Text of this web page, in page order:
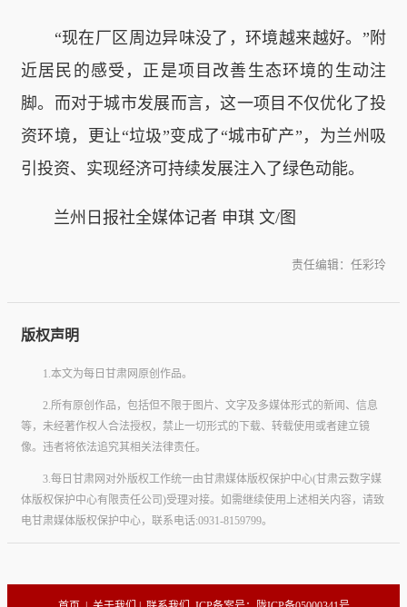
“现在厂区周边异味没了，环境越来越好。”附
近居民的感受，正是项目改善生态环境的生动注
脚。而对于城市发展而言，这一项目不仅优化了投
资环境，更让“垃圾”变成了“城市矿产”，为兰州吸
引投资、实现经济可持续发展注入了绿色动能。
兰州日报社全媒体记者 申琪 文/图
责任编辑：任彩玲
版权声明
1.本文为每日甘肃网原创作品。
2.所有原创作品，包括但不限于图片、文字及多媒体形式的新闻、信息
等，未经著作权人合法授权，禁止一切形式的下载、转载使用或者建立镜
像。违者将依法追究其相关法律责任。
3.每日甘肃网对外版权工作统一由甘肃媒体版权保护中心(甘肃云数字媒
体版权保护中心有限责任公司)受理对接。如需继续使用上述相关内容，请致
电甘肃媒体版权保护中心，联系电话:0931-8159799。